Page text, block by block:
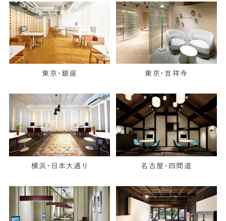
東京・銀座 東京・吉祥寺
横浜・日本大通り 名古屋・四間道